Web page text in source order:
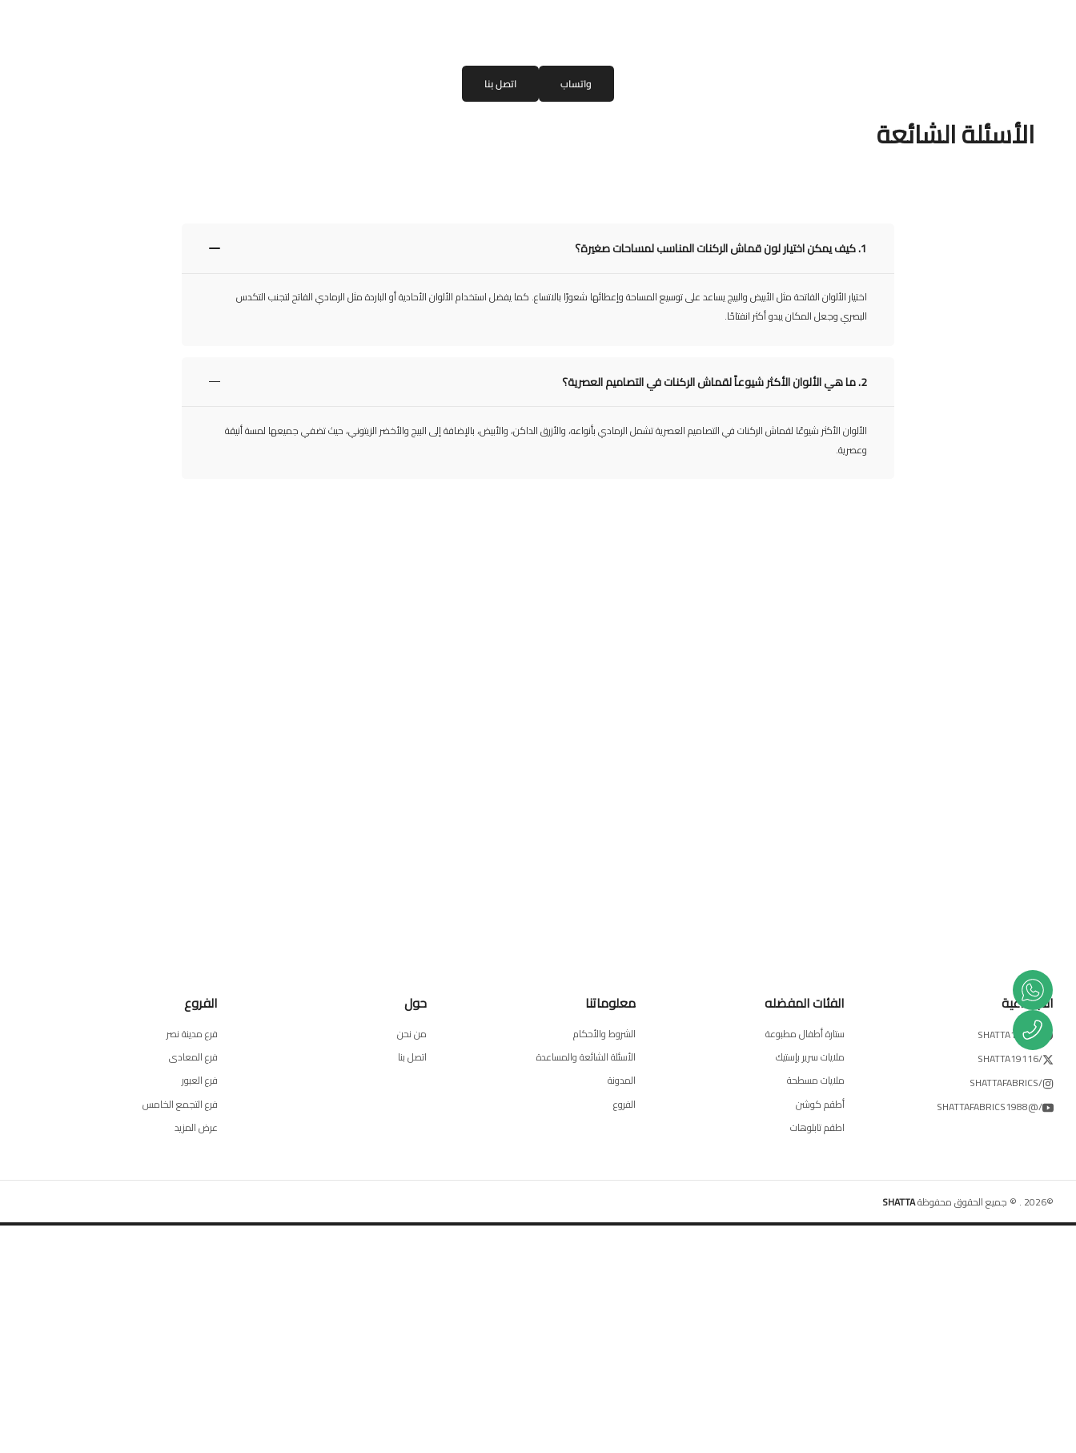
واتساب اتصل بنا
الأسئلة الشائعة
1. كيف يمكن اختيار لون قماش الركنات المناسب لمساحات صغيرة؟
اختيار الألوان الفاتحة مثل الأبيض والبيج يساعد على توسيع المساحة وإعطائها شعورًا بالاتساع. كما يفضل استخدام الألوان الأحادية أو الباردة مثل الرمادي الفاتح لتجنب التكدس
البصري وجعل المكان يبدو أكثر انفتاحًا.
2. ما هي الألوان الأكثر شيوعاً لقماش الركنات في التصاميم العصرية؟
الألوان الأكثر شيوعًا لقماش الركنات في التصاميم العصرية تشمل الرمادي بأنواعه، والأزرق الداكن، والأبيض، بالإضافة إلى البيج والأخضر الزيتوني، حيث تضفي جميعها لمسة أنيقة
وعصرية.
الاجتماعية
/SHATTA19116
/SHATTA19116
/SHATTAFABRICS
/@SHATTAFABRICS1988
الفئات المفضله
ستارة أطفال مطبوعة
ملايات سرير بإستيك
ملايات مسطحة
أطقم كوشن
اطقم تابلوهات
معلوماتنا
الشروط والأحكام
الأسئلة الشائعة والمساعدة
المدونة
الفروع
حول
من نحن
اتصل بنا
الفروع
فرع مدينة نصر
فرع المعادى
فرع العبور
فرع التجمع الخامس
عرض المزيد
©
2026
. © جميع الحقوق محفوظةSHATTA